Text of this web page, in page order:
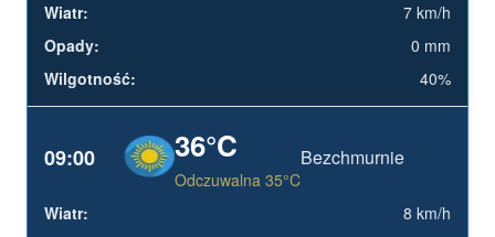
7 km/h
0 mm
40%
09:00 36°C
Odczuwalna 35°C
Bezchmurnie
8 km/h